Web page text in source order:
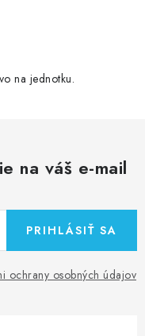
na jednotku.
na váš e-mail
ochrany osobných údajov
PRIHLÁSIŤ SA